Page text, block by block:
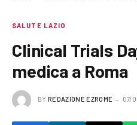
SALUTE LAZIO
Clinical Trials
medica a Roma
BY REDAZIONE EZROME 07/